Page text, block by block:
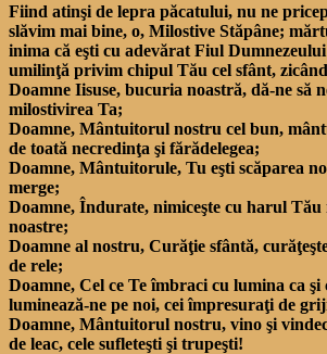
Fiind atinşi de lepra păcatului, nu ne
slăvim mai bine, o, Milostive Stăpâne;
inima că eşti cu adevărat Fiul
umilinţă privim chipul Tău cel sfânt, zicând
Doamne Iisuse, bucuria noastră, dă-ne să
milostivirea Ta;
Doamne, Mântuitorul nostru cel bun,
de toată necredinţa şi fărădelegea;
Doamne, Mântuitorule, Tu eşti scăparea
merge;
Doamne, Îndurate, nimiceşte cu harul
noastre;
Doamne al nostru, Curăţie sfântă,
de rele;
Doamne, Cel ce Te îmbraci cu lumina ca şi
luminează-ne pe noi, cei împresuraţi de
Doamne, Mântuitorul nostru, vino şi
de leac, cele sufleteşti şi trupeşti!